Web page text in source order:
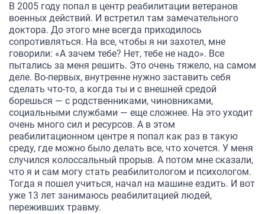
В 2005 году попал в центр реабилитации ветеранов
военных действий. И встретил там замечательного
доктора. До этого мне всегда приходилось
сопротивляться. На все, чтобы я ни захотел, мне
говорили: «А зачем тебе? Нет, тебе не надо». Все
пытались за меня решить. Это очень тяжело, на самом
деле. Во-первых, внутренне нужно заставить себя
сделать что-то, а когда ты и с внешней средой
борешься — с родственниками, чиновниками,
социальными службами — еще сложнее. На это уходит
очень много сил и ресурсов. А в этом
реабилитационном центре я попал как раз в такую
среду, где можно было делать все, что хочется. У меня
случился колоссальный прорыв. А потом мне сказали,
что я и сам могу стать реабилитологом и психологом.
Тогда я пошел учиться, начал на машине ездить. И вот
уже 13 лет занимаюсь реабилитацией людей,
переживших травму.